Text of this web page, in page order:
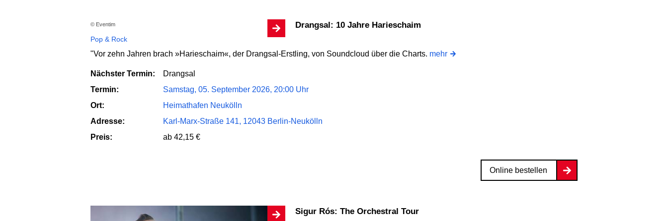
© Eventim Drangsal: 10 Jahre Harieschaim
Pop & Rock
"Vor zehn Jahren brach »Harieschaim«, der Drangsal-Erstling, von Soundcloud über die Charts. mehr
Nächster Termin:
Drangsal
Termin:
Samstag, 05. September 2026, 20:00 Uhr
Ort:
Heimathafen Neukölln
Adresse:
Karl-Marx-Straße 141, 12043 Berlin-Neukölln
Preis:
ab 42,15 €
Online bestellen
Sigur Rós: The Orchestral Tour